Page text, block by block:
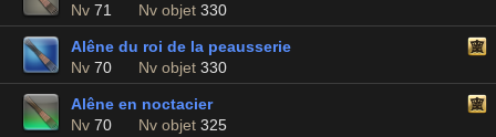
Nv 71 Nv objet 330
Alêne du roi de la peausserie
Nv 70 Nv objet 330
Alêne en noctacier
Nv 70 Nv objet 325